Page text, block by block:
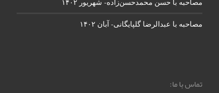
مصاحبه با عبدالرضا گلپایگانی- آبان ۱۴۰۲
تماس با ما: